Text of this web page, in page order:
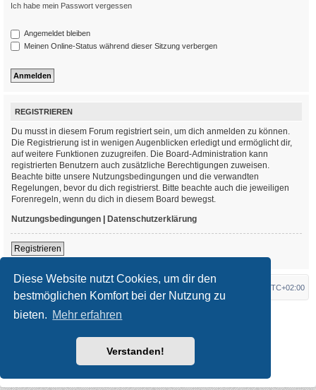
Diese Website nutzt Cookies, um dir den
bestmöglichen Komfort bei der Nutzung zu
bieten. Mehr erfahren
Verstanden!
Ich habe mein Passwort vergessen
Angemeldet bleiben
Meinen Online-Status während dieser Sitzung verbergen
REGISTRIEREN
Du musst in diesem Forum registriert sein, um dich anmelden zu können.
Die Registrierung ist in wenigen Augenblicken erledigt und ermöglicht dir,
auf weitere Funktionen zuzugreifen. Die Board-Administration kann
registrierten Benutzern auch zusätzliche Berechtigungen zuweisen.
Beachte bitte unsere Nutzungsbedingungen und die verwandten
Regelungen, bevor du dich registrierst. Bitte beachte auch die jeweiligen
Forenregeln, wenn du dich in diesem Board bewegst.
Nutzungsbedingungen | Datenschutzerklärung
Registrieren
UTC+02:00
*Original Author:
*Updated to 3.3.x by
Powered by
® Forum Software © phpBB Limited
Deutsche Übersetzung durch
Datenschutz|Nutzungsbedingungen